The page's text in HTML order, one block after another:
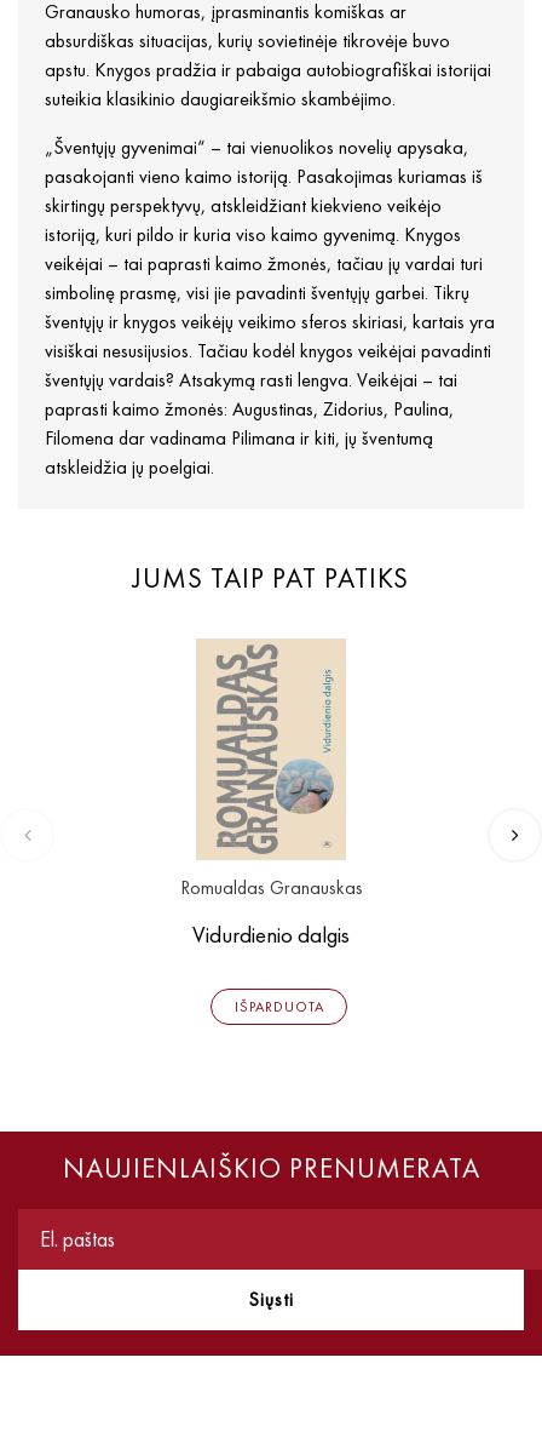
Granausko humoras, įprasminantis komiškas ar
absurdiškas situacijas, kurių sovietinėje tikrovėje buvo
apstu. Knygos pradžia ir pabaiga autobiografiškai istorijai
suteikia klasikinio daugiareikšmio skambėjimo.
„Šventųjų gyvenimai“ – tai vienuolikos novelių apysaka,
pasakojanti vieno kaimo istoriją. Pasakojimas kuriamas iš
skirtingų perspektyvų, atskleidžiant kiekvieno veikėjo
istoriją, kuri pildo ir kuria viso kaimo gyvenimą. Knygos
veikėjai – tai paprasti kaimo žmonės, tačiau jų vardai turi
simbolinę prasmę, visi jie pavadinti šventųjų garbei. Tikrų
šventųjų ir knygos veikėjų veikimo sferos skiriasi, kartais yra
visiškai nesusijusios. Tačiau kodėl knygos veikėjai pavadinti
šventųjų vardais? Atsakymą rasti lengva. Veikėjai – tai
paprasti kaimo žmonės: Augustinas, Zidorius, Paulina,
Filomena dar vadinama Pilimana ir kiti, jų šventumą
atskleidžia jų poelgiai.
JUMS TAIP PAT PATIKS
Romualdas Granauskas
Vidurdienio dalgis
IŠPARDUOTA
NAUJIENLAIŠKIO PRENUMERATA
Siųsti